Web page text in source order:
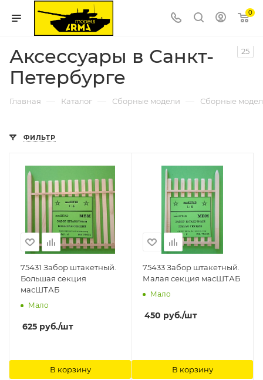
0
Аксессуары в Санкт-
Петербурге
25
Главная — Каталог — Сборные модели — Сборные
ФИЛЬТР
75431 Забор штакетный.
Большая секция
масШТАБ
Мало
625 руб./шт
В корзину
75433 Забор штакетный.
Малая секция масШТАБ
Мало
450 руб./шт
В корзину